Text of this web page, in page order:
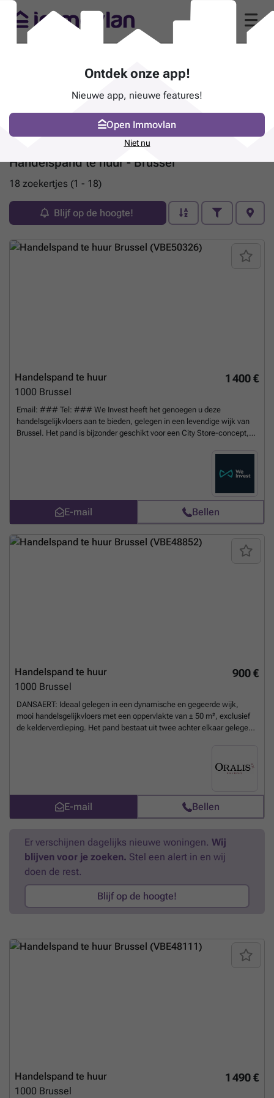
Handelspand te huur - Brussel
18 zoekertjes (1 - 18)
Blijf op de hoogte!
1 400 €
Handelspand te huur
1000 Brussel
Email: ### Tel: ### We Invest heeft het genoegen u deze
handelsgelijkvloers aan te bieden, gelegen in een levendige wijk van
Brussel. Het pand is bijzonder geschikt voor een City Store-concept,
cliënteel. Het bestaat uit een ruime en lichtrijke commerciële ruimte
die eenvoudig kan worden ingericht, een keukenruimte, twee toiletten
en een grote etalage die zorgt voor een uitstekende zichtbaarheid en
commerciële uitstraling. De strategische ligging, vlakbij openbaar
vervoer, scholen en buurtwinkels, vormt een grote troef voor elke
handelsactiviteit die zich wil vestigen in een dynamische en groeiende
omgeving. Lasten: 230€ Minimale huurtermijn: 1 jaarMeer weten?
E-mail Bellen
900 €
Handelspand te huur
1000 Brussel
DANSAERT: Ideaal gelegen in een dynamische en gegeerde wijk,
mooi handelsgelijkvloers met een oppervlakte van ± 50 m², exclusief
de kelderverdieping. Het pand bestaat uit twee achter elkaar gelegen
via een interne trap, beschikt over een kleine kitchenette en een
E-mail Bellen
Er verschijnen dagelijks nieuwe woningen. Wij
blijven voor je zoeken. Stel een alert in en wij
doen de rest.
Blijf op de hoogte!
1 490 €
Handelspand te huur
1000 Brussel
Ontdek onze app!
Nieuwe app, nieuwe features!
Open Immovlan
Niet nu